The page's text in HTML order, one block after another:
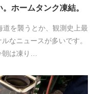
ホームタンク凍結。
を襲うとか、観測史上最
なニュースが多いです。
は凍り…